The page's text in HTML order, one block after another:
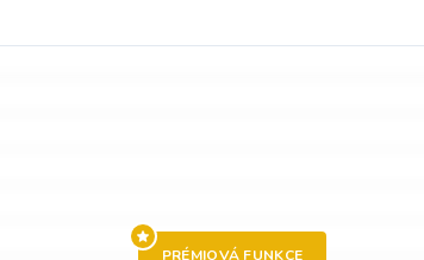
PRÉMIOVÁ FUNKCE